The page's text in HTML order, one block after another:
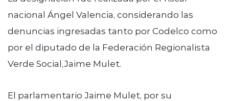
nacional Ángel Valencia, considerando las
denuncias ingresadas tanto por Codelco como
por el diputado de la Federación Regionalista
Verde Social,Jaime Mulet.
El parlamentario Jaime Mulet, por su